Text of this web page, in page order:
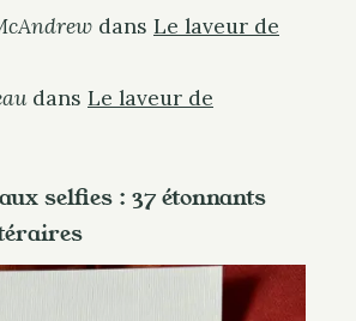
dans Le laveur de
dans Le laveur de
selfies : 37 étonnants